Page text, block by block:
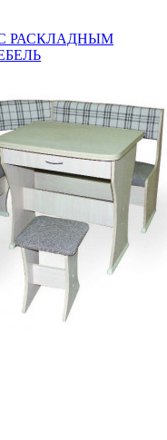
РАСКЛАДНЫМ